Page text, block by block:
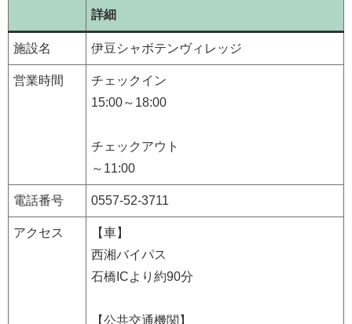
詳細
施設名 伊豆シャボテンヴィレッジ
営業時間
チェックイン
15:00～18:00
チェックアウト
～11:00
電話番号 0557-52-3711
アクセス
【車】
西湘バイパス
石橋ICより約90分
【公共交通機関】